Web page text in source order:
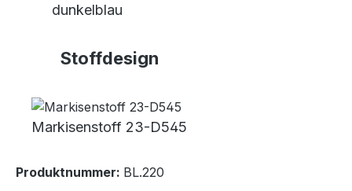
dunkelblau
Stoffdesign
Markisenstoff 23-D545
Produktnummer: BL.220